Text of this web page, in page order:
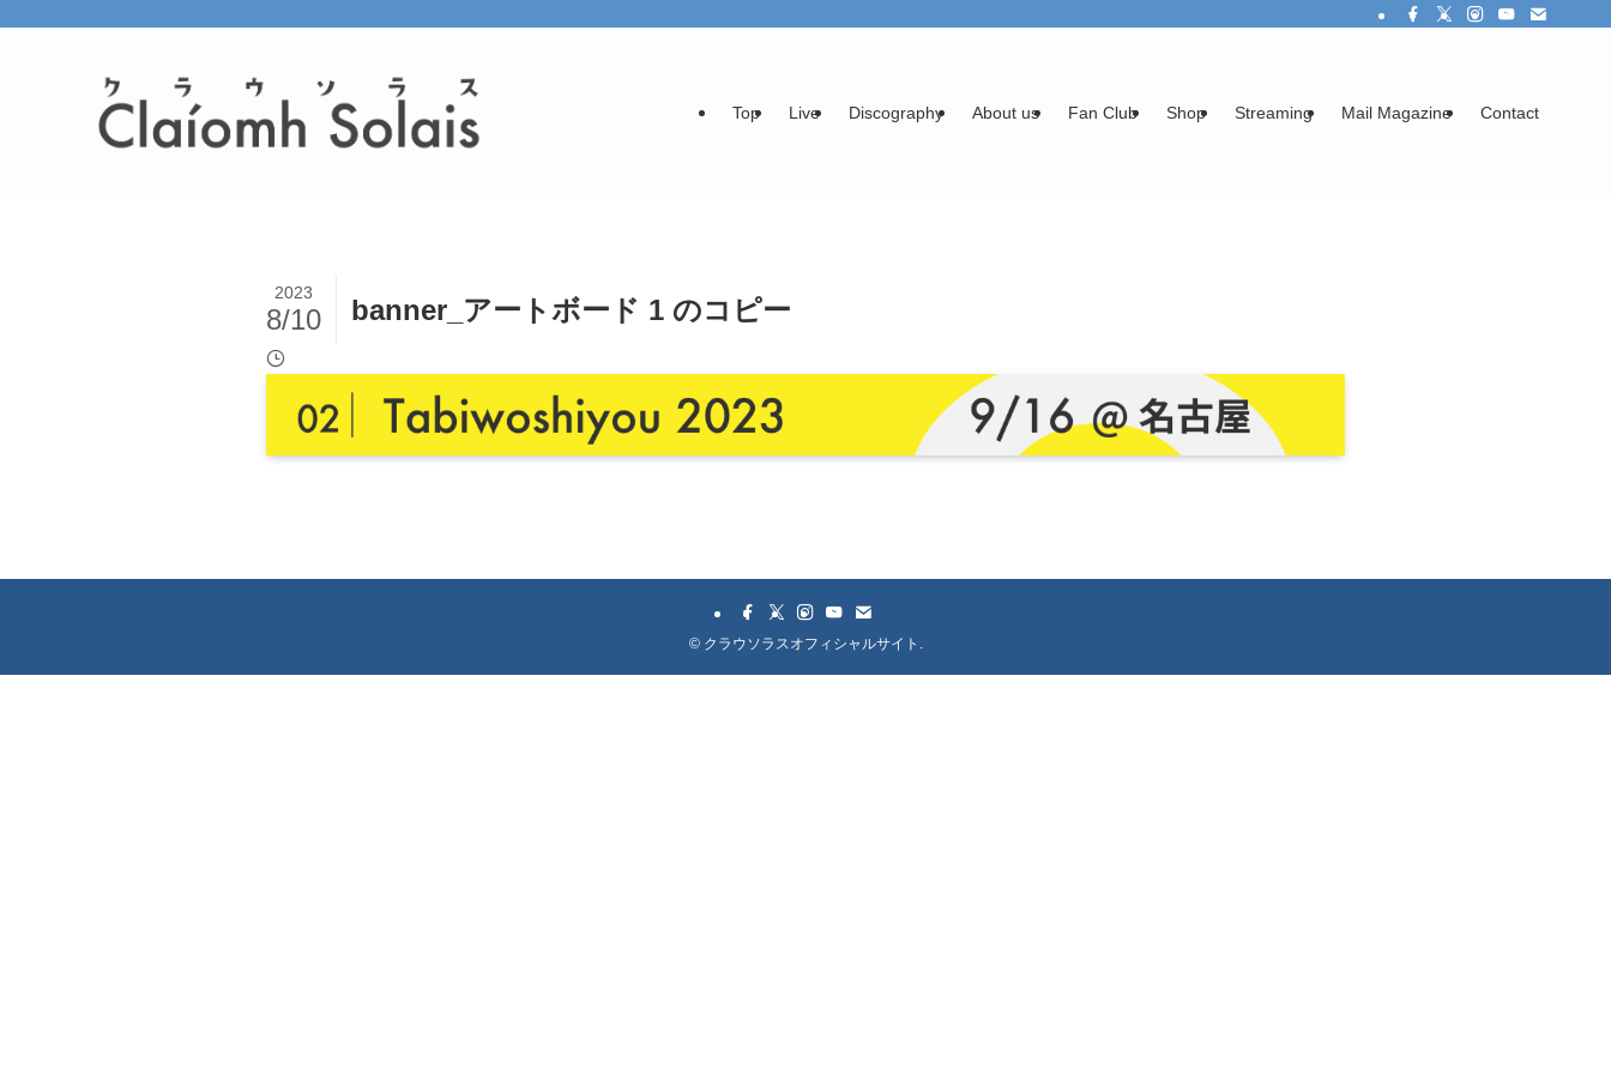
Top Live Discography About us Fan Club Shop Streaming Mail Magazine Contact
banner_アートボード 1 のコピー
2023
8/10
©クラウソラスオフィシャルサイト.